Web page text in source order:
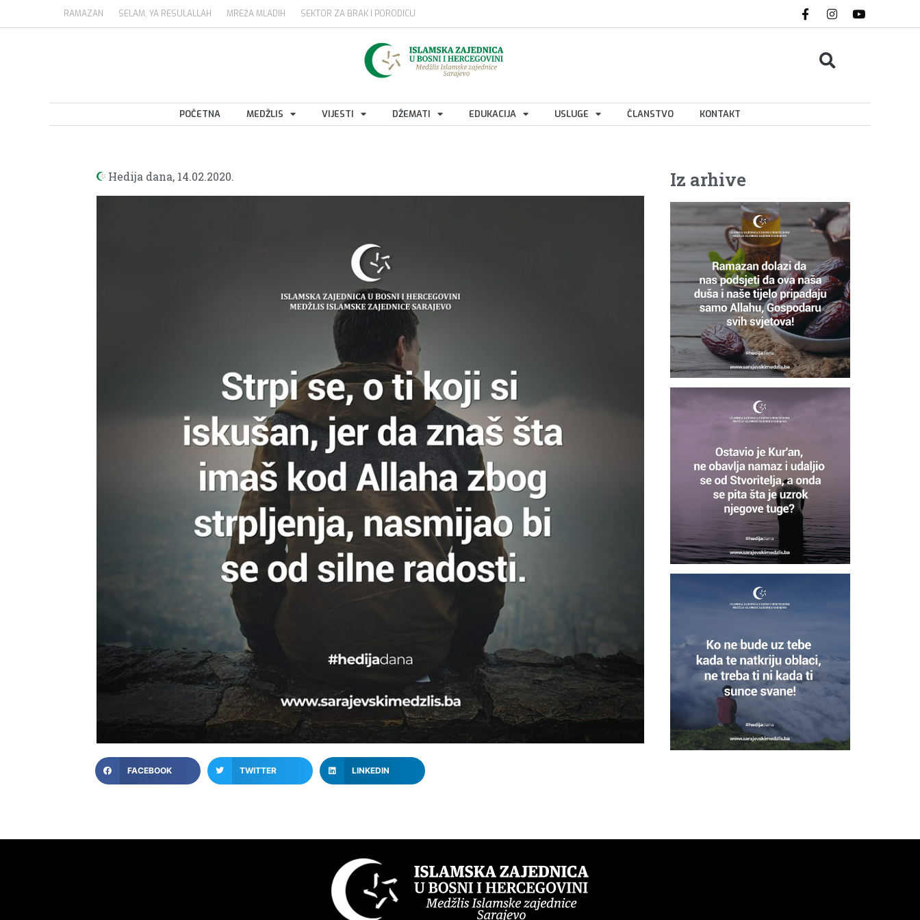
RAMAZAN SELAM, YA RESULALLAH MREŽA MLADIH SEKTOR ZA BRAK I PORODICU
POČETNA MEDŽLIS VIJESTI DŽEMATI EDUKACIJA USLUGE ČLANSTVO KONTAKT
Hedija dana, 14.02.2020.
FACEBOOK TWITTER LINKEDIN
Iz arhive